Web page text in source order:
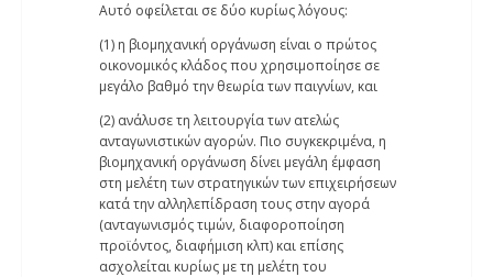
Αυτό οφείλεται σε δύο κυρίως λόγους:
(1) η βιομηχανική οργάνωση είναι ο πρώτος
οικονομικός κλάδος που χρησιμοποίησε σε
μεγάλο βαθμό την θεωρία των παιγνίων, και
(2) ανάλυσε τη λειτουργία των ατελώς
ανταγωνιστικών αγορών. Πιο συγκεκριμένα, η
βιομηχανική οργάνωση δίνει μεγάλη έμφαση
στη μελέτη των στρατηγικών των επιχειρήσεων
κατά την αλληλεπίδραση τους στην αγορά
(ανταγωνισμός τιμών, διαφοροποίηση
προϊόντος, διαφήμιση κλπ) και επίσης
ασχολείται κυρίως µε τη μελέτη του